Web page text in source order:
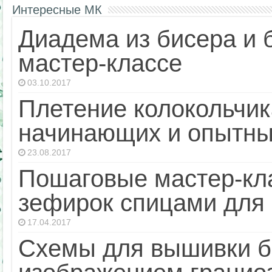
Интересные МК
Диадема из бисера и
мастер-классе
03.10.2017
Плетение
начинающих и
23.08.2017
Пошаговые мастер-
зефирок спицами
17.04.2017
Схемы для вышивки